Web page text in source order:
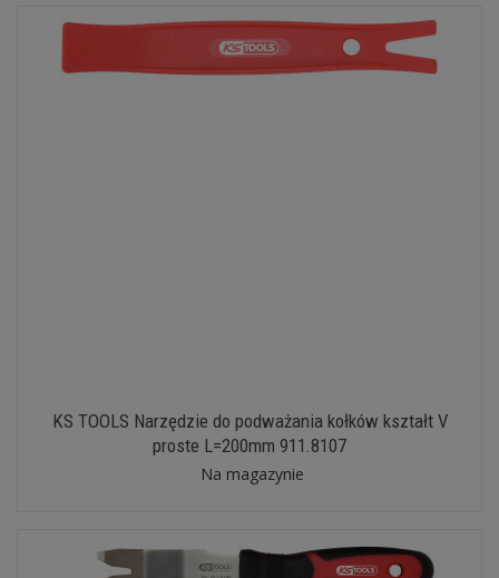
KS TOOLS Narzędzie do podważania kołków kształt V
proste L=200mm 911.8107
Na magazynie